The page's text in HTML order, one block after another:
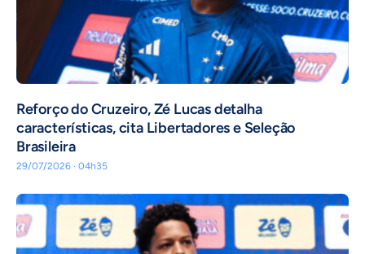
⁠Reforço do Cruzeiro, Zé Lucas detalha
características, cita Libertadores e Seleção
Brasileira
29/07/2026 · 04h35